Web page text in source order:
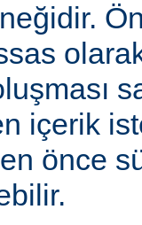
içerik
önce